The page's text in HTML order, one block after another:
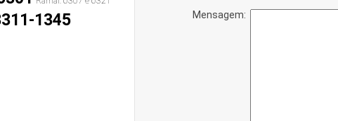
1345 Mensagem: